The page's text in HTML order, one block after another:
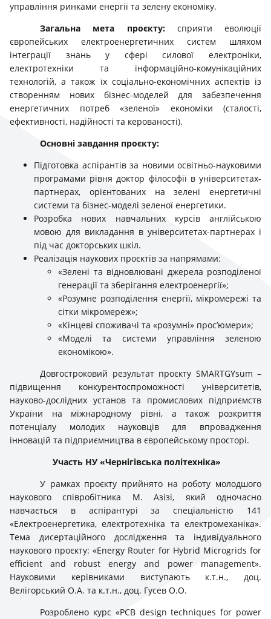
управління ринками енергії та зелену економіку.
Загальна мета
проєкту:сприяти еволюції
європейських електроенергетичних систем шляхом
інтеграції знань у сфері силової електроніки,
електротехніки та інформаційно-комунікаційних
технологій, а також їх соціально-економічних аспектів із
створенням нових бізнес-моделей для забезпечення
енергетичних потреб «зеленої» економіки (сталості,
ефективності, надійності та керованості).
Основні завдання проєкту:
Підготовка аспірантів за новими освітньо-науковими
програмами рівня доктор філософії в університетах-
партнерах, орієнтованих на зелені енергетичні
системи та бізнес-моделі зеленої енергетики.
Розробка нових навчальних курсів англійською
мовою для викладання в університетах-партнерах і
під час докторських шкіл.
Реалізація наукових проєктів за напрямами:
«Зелені та відновлювані джерела розподіленої
генерації та зберігання електроенергії»;
«Розумне розподілення енергії, мікромережі та
сітки мікромереж»;
«Кінцеві споживачі та «розумні» прос’юмери»;
«Моделі та системи управління зеленою
економікою».
Довгостроковий результат проєкту SMARTGYsum –
підвищення конкурентоспроможності університетів,
науково-дослідних установ та промислових підприємств
України на міжнародному рівні, а також розкриття
потенціалу молодих науковців для впровадження
інновацій та підприємництва в європейському просторі.
Участь НУ «Чернігівська політехніка»
У рамках проєкту прийнято на роботу молодшого
наукового співробітника М. Азізі, який одночасно
навчається в аспірантурі за спеціальністю 141
«Електроенергетика, електротехніка та електромеханіка».
Тема дисертаційного дослідження та індивідуального
наукового проєкту: «Energy Router for Hybrid Microgrids for
efficient and robust energy and power management».
Науковими керівниками виступають к.т.н., доц.
Велігорський О.А. та к.т.н., доц. Гусев О.О.
Розроблено курс «PCB design techniques for power